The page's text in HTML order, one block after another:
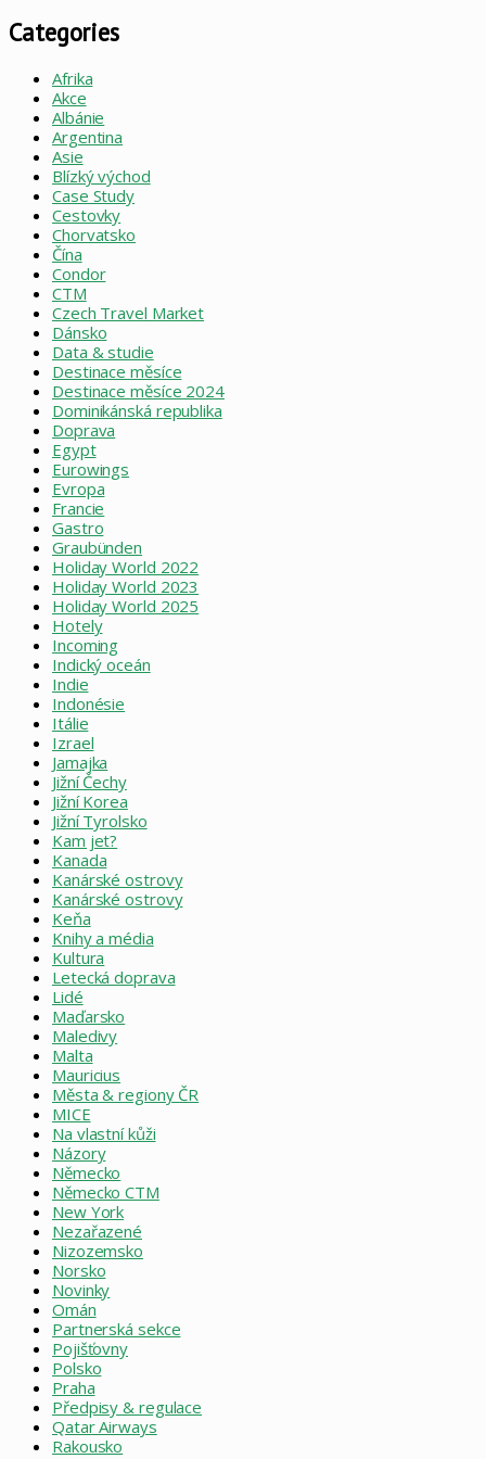
Categories
Afrika
Akce
Albánie
Argentina
Asie
Blízký východ
Case Study
Cestovky
Chorvatsko
Čína
Condor
CTM
Czech Travel Market
Dánsko
Data & studie
Destinace měsíce
Destinace měsíce 2024
Dominikánská republika
Doprava
Egypt
Eurowings
Evropa
Francie
Gastro
Graubünden
Holiday World 2022
Holiday World 2023
Holiday World 2025
Hotely
Incoming
Indický oceán
Indie
Indonésie
Itálie
Izrael
Jamajka
Jižní Čechy
Jižní Korea
Jižní Tyrolsko
Kam jet?
Kanada
Kanárské ostrovy
Kanárské ostrovy
Keňa
Knihy a média
Kultura
Letecká doprava
Lidé
Maďarsko
Maledivy
Malta
Mauricius
Města & regiony ČR
MICE
Na vlastní kůži
Názory
Německo
Německo CTM
New York
Nezařazené
Nizozemsko
Norsko
Novinky
Omán
Partnerská sekce
Pojišťovny
Polsko
Praha
Předpisy & regulace
Qatar Airways
Rakousko